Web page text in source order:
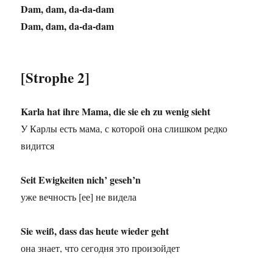
Dam, dam, da-da-dam
Dam, dam, da-da-dam
[Strophe 2]
Karla hat ihre Mama, die sie eh zu wenig sieht
У Карлы есть мама, с которой она слишком редко
видится
Seit Ewigkeiten nich’ geseh’n
уже вечность [ее] не видела
Sie weiß, dass das heute wieder geht
она знает, что сегодня это произойдет